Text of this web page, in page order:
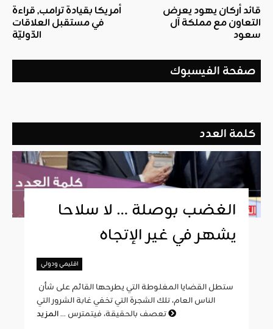
أمريكا بقيادة ترامب, قراءة
في مستقبل العلاقات
الدّوليّة
قائد أركان يهود يعرض
التعاون مع مملكة آل
سعود
صفحة الفيسبوك
كلمة العدد
الغضب بوصلة … لا سلاحا
يشهر في غير الإتجاه
اقليمي ودولي
الناس العام، تلك الشجرة التي تخفي غابة الشرور التي
تعصف بالحقيقة، فيتمترس ...